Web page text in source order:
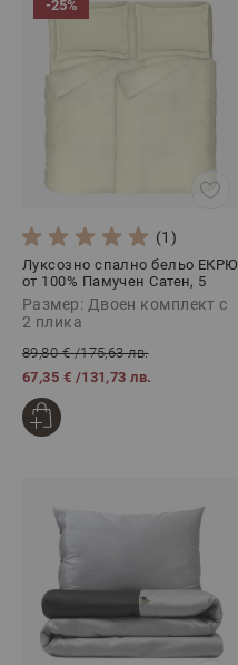
-25%
(1)
Луксозно спално бельо ЕКРЮ
от 100% Памучен Сатен, 5
части
Размер: Двоен комплект с
2 плика
89,80 €/175,63 лв.
67,35 € /131,73 лв.